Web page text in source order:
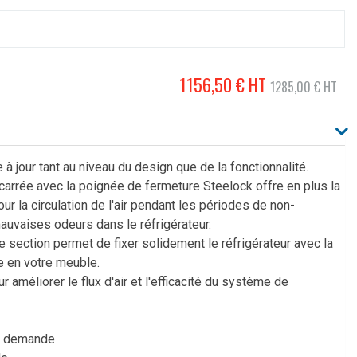
1156,50 € HT 1285,00 € HT
jour tant au niveau du design que de la fonctionnalité.
avec la poignée de fermeture Steelock offre en plus la
la circulation de l'air pendant les périodes de non-
odeurs dans le réfrigérateur.
section permet de fixer solidement le réfrigérateur avec la
en votre meuble.
améliorer le flux d'air et l'efficacité du système de